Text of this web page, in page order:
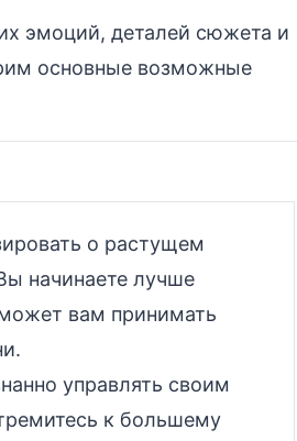
эмоций, деталей сюжета и
основные возможные
о растущем
начинаете лучше
вам принимать
управлять своим
к большему